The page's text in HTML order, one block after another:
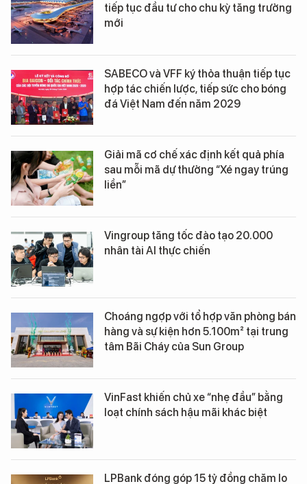
tiếp tục đầu tư cho chu kỳ tăng trưởng
mới
SABECO và VFF ký thỏa thuận tiếp tục
hợp tác chiến lược, tiếp sức cho bóng
đá Việt Nam đến năm 2029
Giải mã cơ chế xác định kết quả phía
sau mỗi mã dự thưởng “Xé ngay trúng
liền”
Vingroup tăng tốc đào tạo 20.000
nhân tài AI thực chiến
Choáng ngợp với tổ hợp văn phòng bán
hàng và sự kiện hơn 5.100m² tại trung
tâm Bãi Cháy của Sun Group
VinFast khiến chủ xe “nhẹ đầu” bằng
loạt chính sách hậu mãi khác biệt
LPBank đóng góp 15 tỷ đồng chăm lo